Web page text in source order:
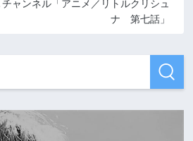
ャンネル「アニメ／リトルクリシュ
ナ 第七話」